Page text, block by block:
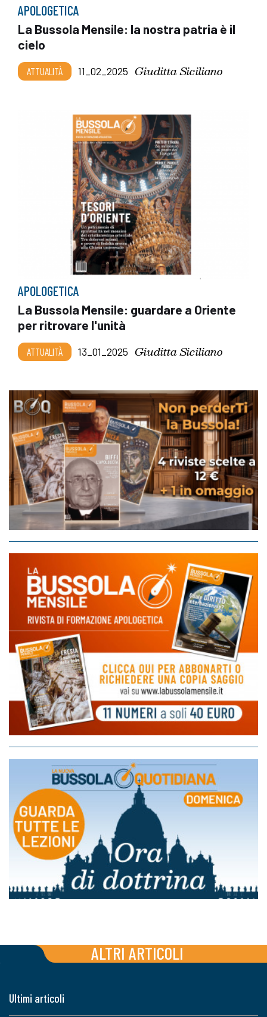
APOLOGETICA
La Bussola Mensile: la nostra patria è il
cielo
ATTUALITÀ 11_02_2025 Giuditta Siciliano
APOLOGETICA
La Bussola Mensile: guardare a Oriente
per ritrovare l'unità
ATTUALITÀ 13_01_2025 Giuditta Siciliano
ALTRI ARTICOLI
Ultimi articoli